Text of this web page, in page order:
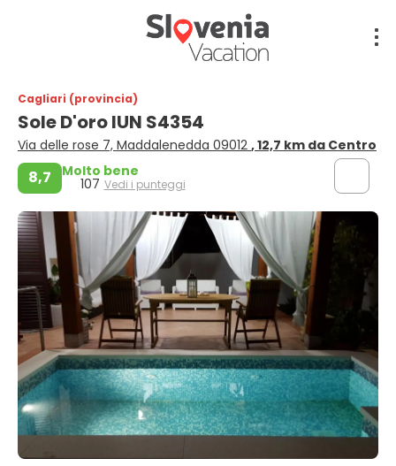
Cagliari (provincia)
Sole D'oro IUN S4354
Via delle rose 7, Maddalenedda 09012 , 12,7 km da Centro
8,7 Molto bene
107 Vedi i punteggi